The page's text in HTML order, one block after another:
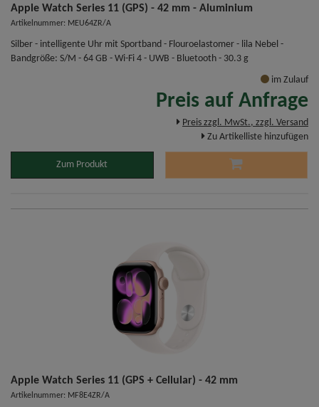
Apple Watch Series 11 (GPS) - 42 mm - Aluminium
Artikelnummer: MEU64ZR/A
Silber - intelligente Uhr mit Sportband - Flouroelastomer - lila Nebel -
Bandgröße: S/M - 64 GB - Wi-Fi 4 - UWB - Bluetooth - 30.3 g
im Zulauf
Preis auf Anfrage
Preis zzgl. MwSt., zzgl. Versand
Zu Artikelliste hinzufügen
Zum Produkt
Apple Watch Series 11 (GPS + Cellular) - 42 mm
Artikelnummer: MF8E4ZR/A